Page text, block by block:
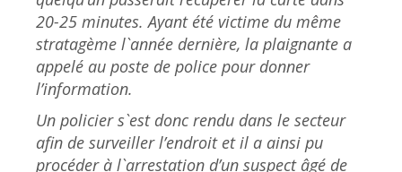
20-25 minutes. Ayant été victime du même
stratagème l`année dernière, la plaignante a
appelé au poste de police pour donner
l’information.
Un policier s`est donc rendu dans le secteur
afin de surveiller l’endroit et il a ainsi pu
procéder à l`arrestation d’un suspect âgé de